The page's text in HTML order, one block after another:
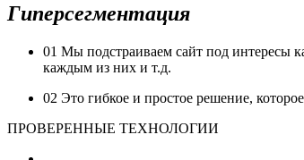
Гиперсегментация
01 Мы подстраиваем сайт под интересы
каждым из них и т.д.
02 Это гибкое и простое решение,
ПРОВЕРЕННЫЕ ТЕХНОЛОГИИ